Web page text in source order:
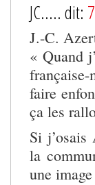
JC..... dit:
J.-C.
« Quand
faire
ça les
Si
la
une